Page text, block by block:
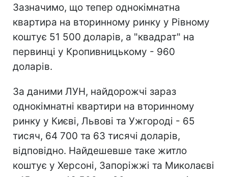
Зазначимо, що тепер однокімнатна
квартира на вторинному ринку у Рівному
коштує 51 500 доларів, а "квадрат" на
первинці у Кропивницькому - 960
доларів.
За даними ЛУН, найдорожчі зараз
однокімнатні квартири на вторинному
ринку у Києві, Львові та Ужгороді - 65
тисяч, 64 700 та 63 тисячі доларів,
відповідно. Найдешевше таке житло
коштує у Херсоні, Запоріжжі та Миколаєві